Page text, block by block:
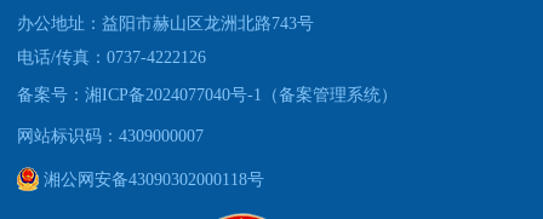
办公地址：益阳市赫山区龙洲北路743号
电话/传真：0737-4222126
备案号：湘ICP备2024077040号-1（备案管理系统）
网站标识码：4309000007
湘公网安备43090302000118号